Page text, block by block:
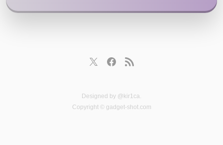
Designed by @kir1ca
Copyright © gadget-shot.com